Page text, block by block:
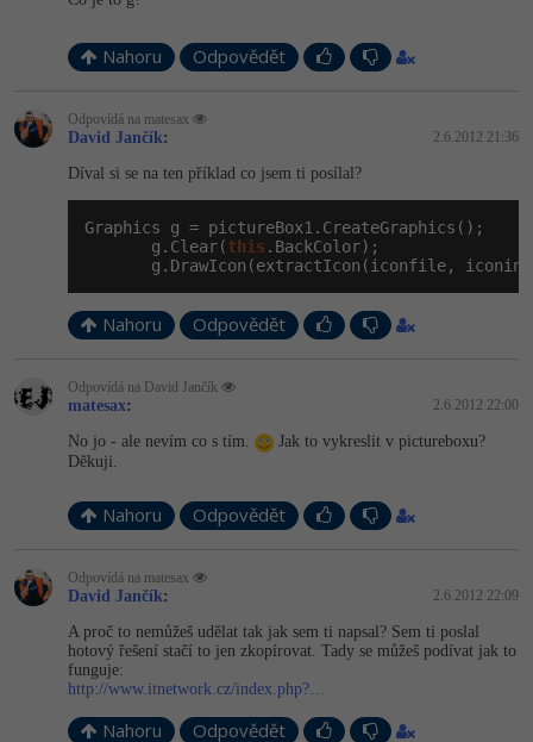
Nahoru Odpovědět
Odpovídá na matesax
David Jančík: 2.6.2012 21:36
Díval si se na ten příklad co jsem ti posílal?
Graphics g = pictureBox1.CreateGraphics();
       g.Clear(
this .BackColor);
g.DrawIcon(extractIcon(iconfile,
Nahoru Odpovědět
Odpovídá na David Jančík
matesax: 2.6.2012 22:00
No jo - ale nevím co s tím.
Jak to vykreslit v pictureboxu?
Děkuji.
Nahoru Odpovědět
Odpovídá na matesax
David Jančík: 2.6.2012 22:09
A proč to nemůžeš udělat tak jak sem ti napsal? Sem ti poslal
hotový řešení stačí to jen zkopírovat. Tady se můžeš podívat jak to
funguje:
http://www.itnetwork.cz/index.php?…
Nahoru Odpovědět